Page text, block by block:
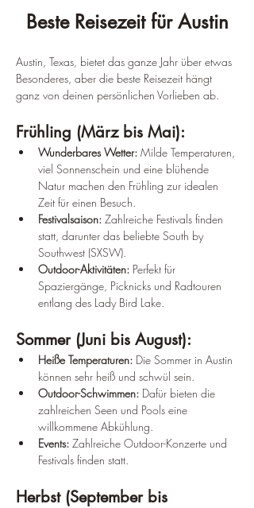
Beste Reisezeit für Austin
Austin, Texas, bietet das ganze Jahr über etwas
Besonderes, aber die beste Reisezeit hängt
ganz von deinen persönlichen Vorlieben ab.
Frühling (März bis Mai):
Wunderbares Wetter: Milde Temperaturen,
viel Sonnenschein und eine blühende
Natur machen den Frühling zur idealen
Zeit für einen Besuch.
Festivalsaison: Zahlreiche Festivals finden
statt, darunter das beliebte South by
Southwest (SXSW).
Outdoor-Aktivitäten: Perfekt für
Spaziergänge, Picknicks und Radtouren
entlang des Lady Bird Lake.
Sommer (Juni bis August):
Heiße Temperaturen: Die Sommer in Austin
können sehr heiß und schwül sein.
Outdoor-Schwimmen: Dafür bieten die
zahlreichen Seen und Pools eine
willkommene Abkühlung.
Events: Zahlreiche Outdoor-Konzerte und
Festivals finden statt.
Herbst (September bis